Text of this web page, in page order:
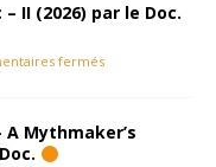
II (2026) par le Doc.
fermés
A Mythmaker’s